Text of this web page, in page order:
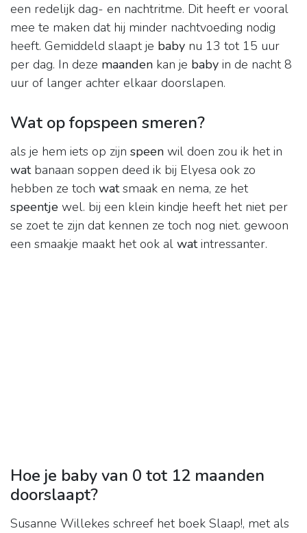
een redelijk dag- en nachtritme. Dit heeft er vooral
mee te maken dat hij minder nachtvoeding nodig
heeft. Gemiddeld slaapt je baby nu 13 tot 15 uur
per dag. In deze maanden kan je baby in de nacht 8
uur of langer achter elkaar doorslapen.
Wat op fopspeen smeren?
als je hem iets op zijn speen wil doen zou ik het in
watbanaan soppen deed ik bij Elyesa ook zo
hebben ze toch watsmaak en nema, ze het
speentje wel. bij een klein kindje heeft het niet per
se zoet te zijn dat kennen ze toch nog niet. gewoon
een smaakje maakt het ook al watintressanter.
Hoe je baby van 0 tot 12 maanden
doorslaapt?
Susanne Willekes schreef het boek Slaap!, met als